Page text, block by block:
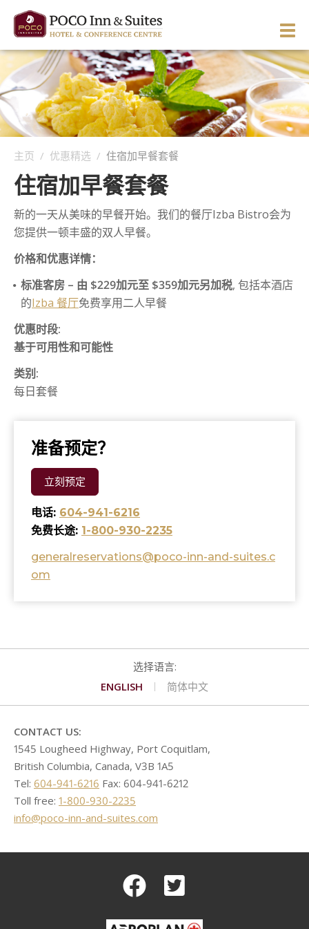
Skip
to
content
Manage Reservation
ENGLISH 简体中文
关于酒店
酒店概况
酒店环境
方向与地图
客房与套房
概况
西翼客房
高级客房
高级双床客房
高级厨房客房
标准双床客房
标准特大床加沙发床客房
单卧套房
重温50年代
荒岛探秘
罗密欧与朱丽叶
招待套房
餐饮与酒廊
服务与休闲
健美中心
高尔夫球
购物
会议与宴会
填写申请表格
优惠精选
联系我们
主页 / 优惠精选 / 住宿加早餐套餐
住宿加早餐套餐
新的一天从美味的早餐开始。我们的餐厅Izba Bistro会为
您提供一顿丰盛的双人早餐。
价格和优惠详情：
标准客房 – 由 $229加元至 $359加元另加税, 包括本酒店
的Izba 餐厅免费享用二人早餐
优惠时段:
基于可用性和可能性
类别:
每日套餐
准备预定？
立刻预定
电话: 604-941-6216
免费长途: 1-800-930-2235
generalreservations@poco-inn-and-suites.c
om
ENGLISH 简体中文
CONTACT US:
1545 Lougheed Highway, Port Coquitlam,
British Columbia, Canada, V3B 1A5
Tel: 604-941-6216 Fax: 604-941-6212
Toll free: 1-800-930-2235
info@poco-inn-and-suites.com
Facebook
Twitter